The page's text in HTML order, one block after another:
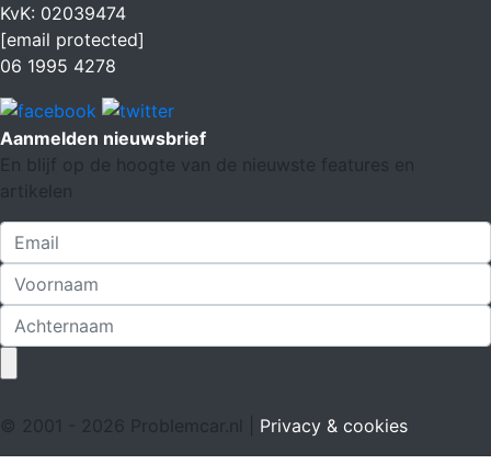
KvK: 02039474
[email protected]
06 1995 4278
Aanmelden nieuwsbrief
En blijf op de hoogte van de nieuwste features en
artikelen
© 2001 - 2026 Problemcar.nl | Privacy & cookies